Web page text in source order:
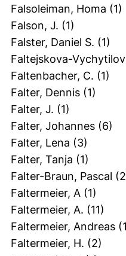
Falsoleiman, Homa (1)
Falson, J. (1)
Falster, Daniel S. (1)
Faltejskova-
Faltenbacher, C. (1)
Falter, Dennis (1)
Falter, J. (1)
Falter, Johannes (6)
Falter, Lena (3)
Falter, Tanja (1)
Falter-Braun, Pascal
Faltermeier, A (1)
Faltermeier, A. (11)
Faltermeier, Andreas
Faltermeier, H. (2)